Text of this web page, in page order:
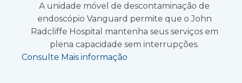
A unidade móvel de descontaminação de
endoscópio Vanguard permite que o John
Radcliffe Hospital mantenha seus serviços em
plena capacidade sem interrupções.
Consulte Mais informação